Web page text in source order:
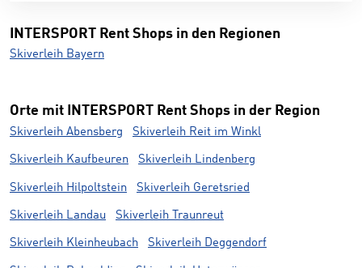
INTERSPORT Rent Shops in den Regionen
Skiverleih Bayern
Orte mit INTERSPORT Rent Shops in der Region
Skiverleih Abensberg Skiverleih Reit im Winkl
Skiverleih Kaufbeuren Skiverleih Lindenberg
Skiverleih Hilpoltstein Skiverleih Geretsried
Skiverleih Landau Skiverleih Traunreut
Skiverleih Kleinheubach Skiverleih Deggendorf